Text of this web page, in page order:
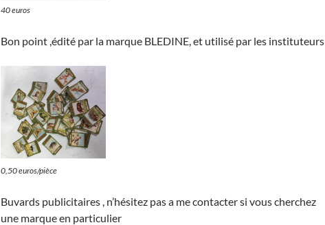
40 euros
Bon point ,édité par la marque BLEDINE, et utilisé par les instituteurs
0,50 euros/pièce
Buvards publicitaires , n’hésitez pas a me contacter si vous cherchez
une marque en particulier